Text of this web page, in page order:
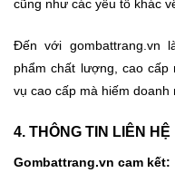
cũng như các yếu tố khác
Đến với gombattrang.vn
phẩm chất lượng, cao
vụ cao cấp mà hiếm doanh
4. THÔNG TIN LIÊN HỆ
Gombattrang.vn cam kết: